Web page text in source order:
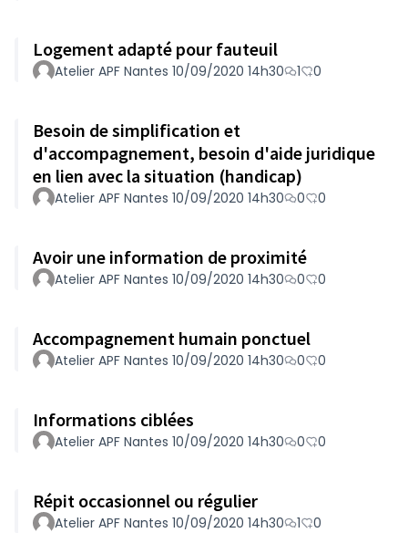
Logement adapté pour fauteuil
Atelier APF Nantes 10/09/2020 14h30 1 0
Besoin de simplification et
d'accompagnement, besoin d'aide juridique
en lien avec la situation (handicap)
Atelier APF Nantes 10/09/2020 14h30 0 0
Avoir une information de proximité
Atelier APF Nantes 10/09/2020 14h30 0 0
Accompagnement humain ponctuel
Atelier APF Nantes 10/09/2020 14h30 0 0
Informations ciblées
Atelier APF Nantes 10/09/2020 14h30 0 0
Répit occasionnel ou régulier
Atelier APF Nantes 10/09/2020 14h30 1 0